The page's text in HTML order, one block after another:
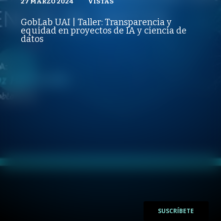
PUBLICADO
27 MARZO 2024
REPRODUCCIONES
VISTAS
GobLab UAI | Taller: Transparencia y
equidad en proyectos de IA y ciencia de
datos
SUSCRÍBETE
VISTAS